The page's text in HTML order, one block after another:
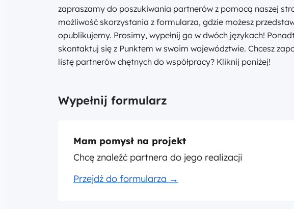
zapraszamy do poszukiwania partnerów z pomocą naszej
możliwość skorzystania z formularza, gdzie możesz
opublikujemy. Prosimy, wypełnij go w dwóch językach!
skontaktuj się z Punktem w swoim województwie. Chcesz
listę partnerów chętnych do współpracy? Kliknij poniżej!
Wypełnij formularz
Mam pomysł na projekt
Chcę znaleźć partnera do jego realizacji
Przejdź do formularza →